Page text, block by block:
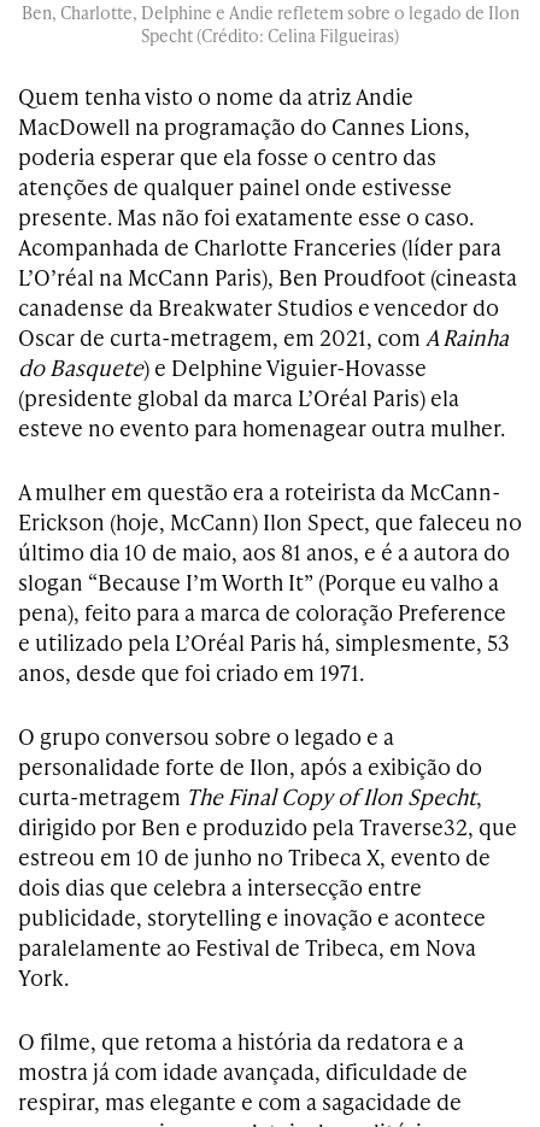
Ben, Charlotte, Delphine e Andie refletem sobre o legado de Ilon
Specht (Crédito: Celina Filgueiras)
Quem tenha visto o nome da atriz Andie
MacDowell na programação do Cannes Lions,
poderia esperar que ela fosse o centro das
atenções de qualquer painel onde estivesse
presente. Mas não foi exatamente esse o caso.
Acompanhada de Charlotte Franceries (líder para
L’O’réal na McCann Paris), Ben Proudfoot (cineasta
canadense da Breakwater Studios e vencedor do
Oscar de curta-metragem, em 2021, com A Rainha
do Basquete) e Delphine Viguier-Hovasse
(presidente global da marca L’Oréal Paris) ela
esteve no evento para homenagear outra mulher.
A mulher em questão era a roteirista da McCann-
Erickson (hoje, McCann) Ilon Spect, que faleceu no
último dia 10 de maio, aos 81 anos, e é a autora do
slogan “Because I’m Worth It” (Porque eu valho a
pena), feito para a marca de coloração Preference
e utilizado pela L’Oréal Paris há, simplesmente, 53
anos, desde que foi criado em 1971.
O grupo conversou sobre o legado e a
personalidade forte de Ilon, após a exibição do
curta-metragem The Final Copy of Ilon Specht,
dirigido por Ben e produzido pela Traverse32, que
estreou em 10 de junho no Tribeca X, evento de
dois dias que celebra a intersecção entre
publicidade, storytelling e inovação e acontece
paralelamente ao Festival de Tribeca, em Nova
York.
O filme, que retoma a história da redatora e a
mostra já com idade avançada, dificuldade de
respirar, mas elegante e com a sagacidade de